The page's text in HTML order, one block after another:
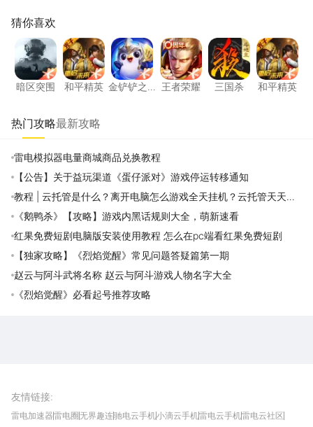
猜你喜欢
暗区突围
暗区突围
和平精英
和平精英
金铲铲之战
金铲铲之
王者荣耀
王者荣耀
三国杀
三国杀
和平精
和平精英
热门攻略最新攻略
雷电模拟器电量商城商品兑换教程
【公告】关于益玩渠道《蛋仔派对》游戏停运转移通知
教程 | 云托管是什么？离开电脑怎么游戏全天挂机？云托管天天免
费领取攻略
《鹅鸭杀》【攻略】游戏内黑话规则大全，萌新速看
红果免费短剧电脑版安装使用教程 怎么在pc端看红果免费短剧
【独家攻略】《烈焰觉醒》常见问题答疑篇第一期
赵云与阿斗武将名称 赵云与阿斗游戏人物名字大全
《烈焰觉醒》必看起号推荐攻略
友情链接:
雷电加速器雷电圈无界趣连驰电云手机小滴云手机雷电云手机雷电云社区